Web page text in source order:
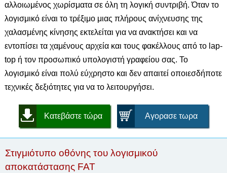
αλλοιωμένος χωρίσματα σε όλη τη λογική συντριβή. Όταν το
λογισμικό είναι το τρέξιμο μιας πλήρους ανίχνευσης της
χαλασμένης κίνησης εκτελείται για να ανακτήσει και να
εντοπίσει τα χαμένους αρχεία και τους φακέλλους από το lap-
top ή τον προσωπικό υπολογιστή γραφείου σας. Το
λογισμικό είναι πολύ εύχρηστο και δεν απαιτεί οποιεσδήποτε
τεχνικές δεξιότητες για να το λειτουργήσει.
Κατεβάστε τώρα Αγορασε τωρα
Στιγμιότυπο οθόνης του λογισμικού
αποκατάστασης FAT